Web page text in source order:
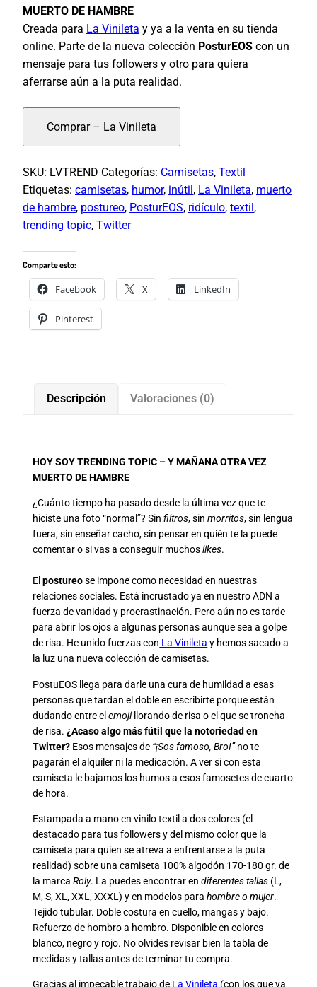
MUERTO DE HAMBRE
Creada para La Vinileta y ya a la venta en su tienda
online. Parte de la nueva colección PosturEOS con un
mensaje para tus followers y otro para quiera
aferrarse aún a la puta realidad.
Comprar – La Vinileta
SKU: LVTREND Categorías: Camisetas, Textil
Etiquetas: camisetas, humor, inútil, La Vinileta, muerto
de hambre, postureo, PosturEOS, ridículo, textil,
trending topic, Twitter
Comparte esto:
Facebook X LinkedIn
Pinterest
Descripción Valoraciones (0)
HOY SOY TRENDING TOPIC – Y MAÑANA OTRA VEZ
MUERTO DE HAMBRE
¿Cuánto tiempo ha pasado desde la última vez que te
hiciste una foto “normal”? Sinfiltros, sinmorritos, sin lengua
fuera, sin enseñar cacho, sin pensar en quién te la puede
comentar o si vas a conseguir muchoslikes.
Elpostureose impone como necesidad en nuestras
relaciones sociales. Está incrustado ya en nuestro ADN a
fuerza de vanidad y procrastinación. Pero aún no es tarde
para abrir los ojos a algunas personas aunque sea a golpe
de risa. He unido fuerzas con La Vinileta y hemos sacado a
la luz una nueva colección de camisetas.
PostuEOS llega para darle una cura de humildad a esas
personas que tardan el doble en escribirte porque están
dudando entre elemojillorando de risa o el que se troncha
de risa.¿Acaso algo más fútil que la notoriedad en
Twitter? Esos mensajes de “¡Sos famoso, Bro!”no te
pagarán el alquiler ni la medicación. A ver si con esta
camiseta le bajamos los humos a esos famosetes de cuarto
de hora.
Estampada a mano en vinilo textil a dos colores (el
destacado para tus followers y del mismo color que la
camiseta para quien se atreva a enfrentarse a la puta
realidad) sobre una camiseta 100% algodón 170-180 gr. de
la marcaRoly. La puedes encontrar endiferentes tallas (L,
M, S, XL, XXL, XXXL) y en modelos parahombre o mujer.
Tejido tubular. Doble costura en cuello, mangas y bajo.
Refuerzo de hombro a hombro. Disponible en colores
blanco, negro y rojo. No olvides revisar bien la tabla de
medidas y tallas antes de terminar tu compra.
Gracias al impecable trabajo de La Vinileta (con los que ya